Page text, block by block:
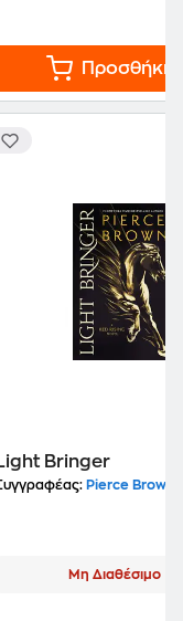
Προσθήκη
Bringer
Pierce Brown
Μη Διαθέσιμο